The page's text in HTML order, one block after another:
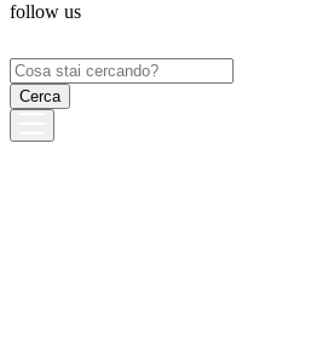
follow us
Ricerca
per: